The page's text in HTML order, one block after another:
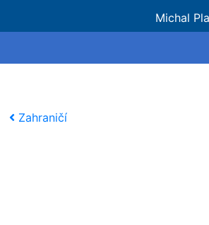
Michal
Zahraničí